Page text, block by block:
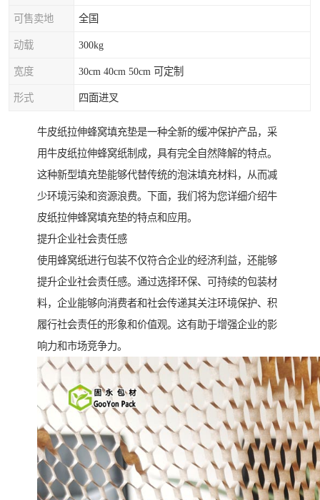
可售卖地 全国
动载 300kg
宽度 30cm 40cm 50cm 可定制
形式 四面进叉
牛皮纸拉伸蜂窝填充垫是一种全新的缓冲保护产品，采
用牛皮纸拉伸蜂窝纸制成，具有完全自然降解的特点。
这种新型填充垫能够代替传统的泡沫填充材料，从而减
少环境污染和资源浪费。下面，我们将为您详细介绍牛
皮纸拉伸蜂窝填充垫的特点和应用。
提升企业社会责任感
使用蜂窝纸进行包装不仅符合企业的经济利益，还能够
提升企业社会责任感。通过选择环保、可持续的包装材
料，企业能够向消费者和社会传递其关注环境保护、积
履行社会责任的形象和价值观。这有助于增强企业的影
响力和市场竞争力。